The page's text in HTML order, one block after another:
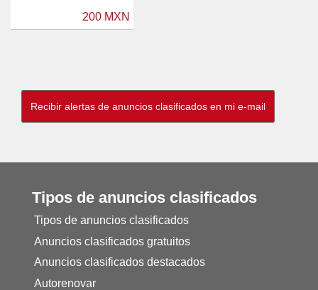
200 MXN
Tipos de anuncios clasificados
Tipos de anuncios clasificados
Anuncios clasificados gratuitos
Anuncios clasificados destacados
Autorenovar